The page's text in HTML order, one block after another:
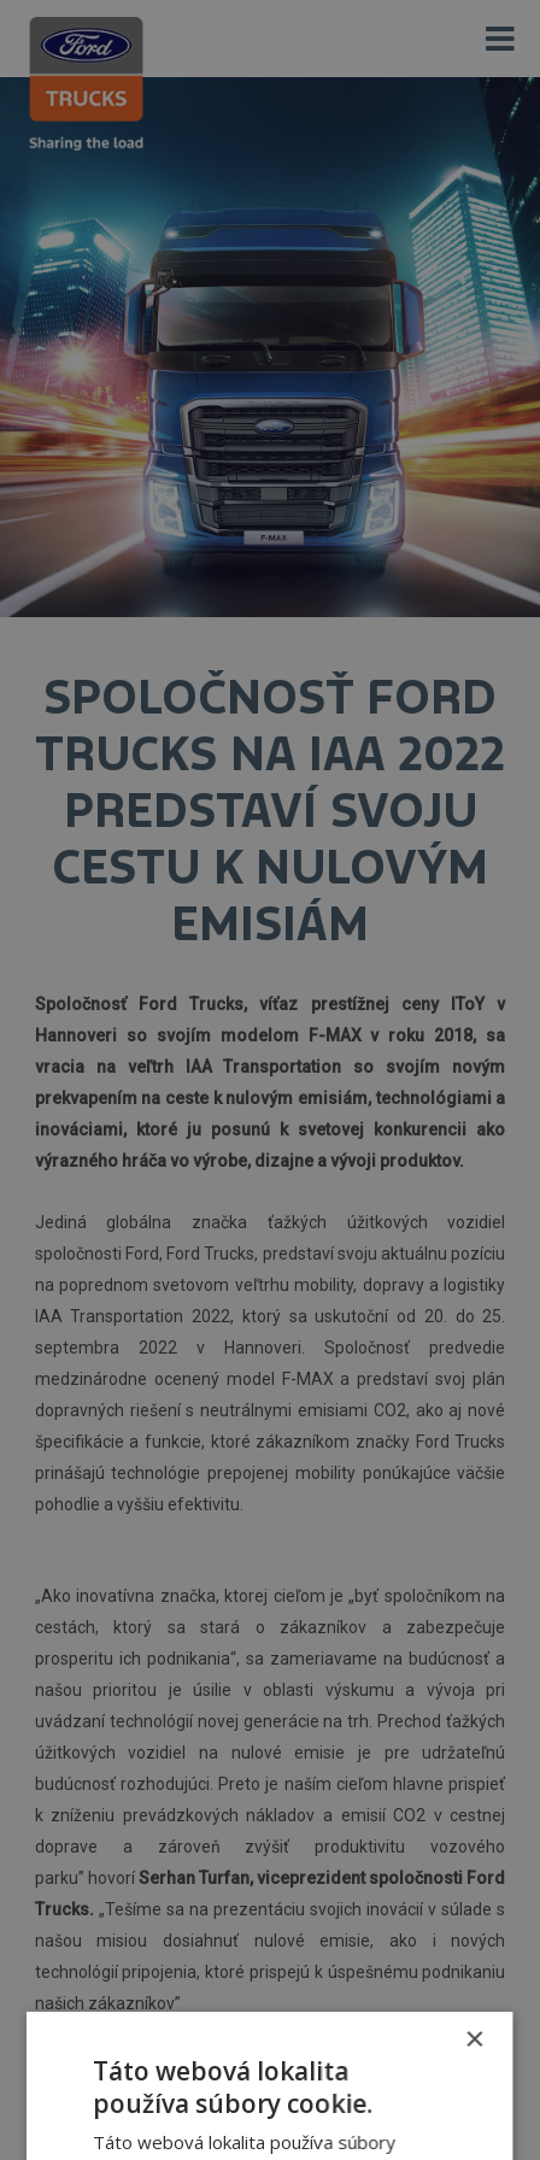
SPOLOČNOSŤ FORD
TRUCKS NA IAA 2022
PREDSTAVÍ SVOJU
CESTU K NULOVÝM
EMISIÁM
Spoločnosť Ford Trucks, víťaz prestížnej ceny IToY v
Hannoveri so svojím modelom F-MAX v roku 2018, sa
vracia na veľtrh IAA Transportation so svojím novým
prekvapením na ceste k nulovým emisiám, technológiami a
inováciami, ktoré ju posunú k svetovej konkurencii ako
výrazného hráčavo výrobe, dizajne a vývoji produktov.
Jediná globálna značka ťažkých úžitkových vozidiel
spoločnosti Ford, Ford Trucks, predstaví svoju aktuálnu pozíciu
na poprednom svetovom veľtrhu mobility, dopravy a logistiky
IAA Transportation 2022, ktorý sa uskutoční od 20. do 25.
septembra 2022 v Hannoveri. Spoločnosť predvedie
medzinárodne ocenený model F-MAX a predstaví svoj plán
dopravných riešení s neutrálnymi emisiami CO2, ako aj nové
špecifikácie a funkcie, ktoré zákazníkom značky Ford Trucks
prinášajú technológie prepojenej mobility ponúkajúce väčšie
pohodlie a vyššiu efektivitu.
„Ako inovatívna značka, ktorej cieľom je „byť spoločníkom na
cestách, ktorý sa stará o zákazníkov a zabezpečuje
prosperitu ich podnikania“, sa zameriavame na budúcnosť a
našou prioritou je úsilie v oblasti výskumu a vývoja pri
uvádzaní technológií novej generácie na trh. Prechod ťažkých
úžitkových vozidiel na nulové emisie je pre udržateľnú
budúcnosť rozhodujúci. Preto je naším cieľom hlavne prispieť
k zníženiu prevádzkových nákladov a emisií CO2 v cestnej
doprave a zároveň zvýšiť produktivitu vozového
parku” hovoríSerhan Turfan, viceprezident spoločnosti Ford
Trucks. „Tešíme sa na prezentáciu svojich inovácií v súlade s
našou misiou dosiahnuť nulové emisie, ako i nových
technológií pripojenia, ktoré prispejú k úspešnému podnikaniu
našich zákazníkov”
Vychádzajúc z viac ako polstoročia skúseností a dynamického
×
Táto webová lokalita
používa súbory cookie.
Táto webová lokalita používa súbory